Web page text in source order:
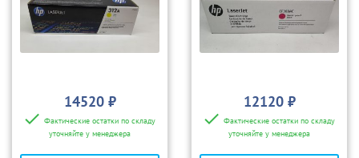
14520 ₽
Фактические остатки по складу
уточняйте у менеджера
12120 ₽
Фактические остатки по складу
уточняйте у менеджера